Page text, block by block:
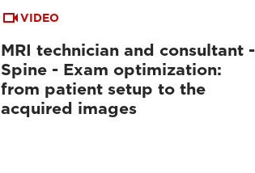
VIDEO
MRI technician and consultant -
Spine - Exam optimization:
from patient setup to the
acquired images